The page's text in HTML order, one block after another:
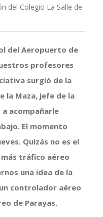
del Colegio La Salle de
del Aeropuerto de
profesores
surgió de la
la Maza, jefe de la
acompañarle
El momento
Quizás no es el
tráfico aéreo
una idea de la
controlador aéreo
de Parayas.